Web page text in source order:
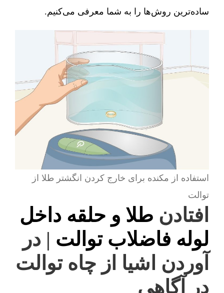
ساده‌ترین روش‌ها را به شما معرفی می‌کنیم.
استفاده از مکنده برای خارج کردن انگشتر طلا از
توالت
افتادن طلا و حلقه داخل
لوله فاضلاب توالت | در
آوردن اشیا از چاه توالت
در آگاهی